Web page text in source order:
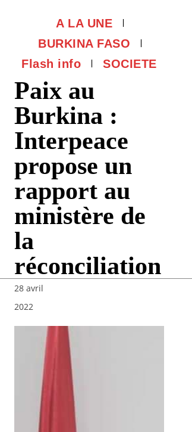
A LA UNE
BURKINA FASO
Flash info
SOCIETE
Paix au
Burkina :
Interpeace
propose un
rapport au
ministère de
la
réconciliation
28 avril
2022